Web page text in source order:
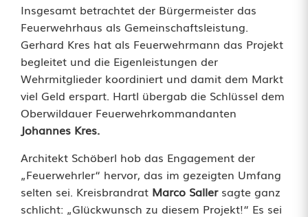
e
h
t
u
m
Insgesamt betrachtet der Bürgermeister das
Feuerwehrhaus als Gemeinschaftsleistung.
Gerhard Kres hat als Feuerwehrmann das Projekt
begleitet und die Eigenleistungen der
Wehrmitglieder koordiniert und damit dem Markt
viel Geld erspart. Hartl übergab die Schlüssel dem
Oberwildauer Feuerwehrkommandanten
Johannes Kres.
Architekt Schöberl hob das Engagement der
„Feuerwehrler“ hervor, das im gezeigten Umfang
selten sei. Kreisbrandrat Marco Saller sagte ganz
schlicht: „Glückwunsch zu diesem Projekt!“ Es sei